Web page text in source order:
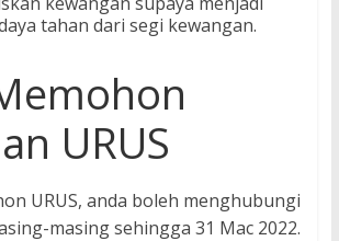
tahan dari segi kewangan.
URUS
URUS, anda boleh menghubungi
masing sehingga 31 Mac 2022.